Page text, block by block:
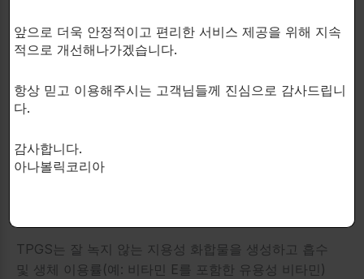
이기 때문에 근육 운동을 위한 완벽한 척도가 됩니다.
deca-durabolin, dianabol, anawar, turinabol,
equipoise 그리고 trenbolone)을 포함하는 모든 사이
TPGS는 잘 녹지 않는 지용성 화합물을 생성하고 흡수
및 생체 이용률(예: 비타민 E를 포함한 유용성 비타민)
앞으로 더욱 안정적이고 편리한 서비스 제공을 위해 지속
적으로 개선해나가겠습니다.
항상 믿고 이용해주시는 고객님들께 진심으로 감사드립니
다.
감사합니다.
아나볼릭코리아